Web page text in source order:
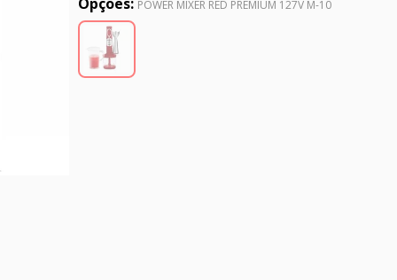
POWER MIXER RED PREMIUM 127V M-10